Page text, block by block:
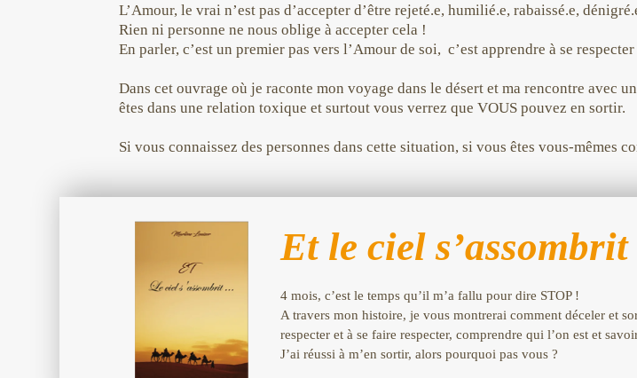
L’Amour, le vrai n’est pas d’accepter d’être rejeté.e, humilié.e, rabaissé.e,
Rien ni personne ne nous oblige à accepter cela !
En parler, c’est un premier pas vers l’Amour de soi, c’est apprendre à se
Dans cet ouvrage où je raconte mon voyage dans le désert et ma rencontre avec
êtes dans une relation toxique et surtout vous verrez que VOUS pouvez en sortir.
Si vous connaissez des personnes dans cette situation, si vous êtes vous-mêmes
Et le ciel s’assombrit
4 mois, c’est le temps qu’il m’a fallu pour dire STOP !
A travers mon histoire, je vous montrerai comment déceler et
respecter et à se faire respecter, comprendre qui l’on est et
J’ai réussi à m’en sortir, alors pourquoi pas vous ?